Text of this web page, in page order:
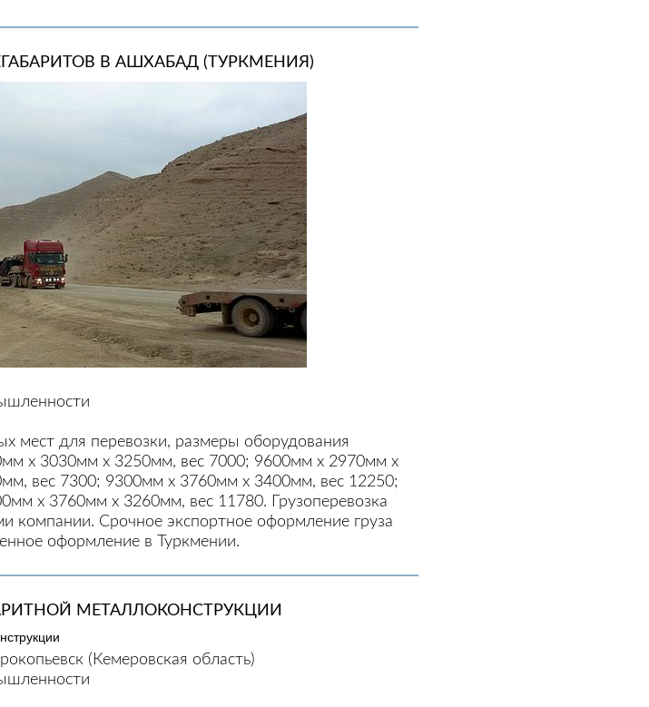
В АШХАБАД (ТУРКМЕНИЯ)
мест для перевозки, размеры оборудования
х 3030мм х 3250мм, вес 7000; 9600мм х 2970мм х
вес 7300; 9300мм х 3760мм х 3400мм, вес 12250;
х 3760мм х 3260мм, вес 11780. Грузоперевозка
компании. Срочное экспортное оформление груза
оформление в Туркмении.
МЕТАЛЛОКОНСТРУКЦИИ
(Кемеровская область)